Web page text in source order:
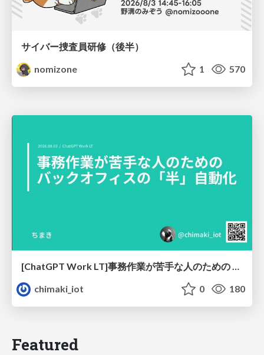
サイバー捜査員研修（後半）
nomizone
1 570
[ChatGPT Work LT]事務作業が苦手な人のための バックオフィスの「半」自動化
chimaki_iot
0 180
Featured